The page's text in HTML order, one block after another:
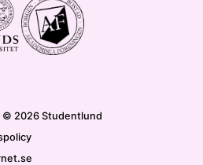
© 2026 Studentlund